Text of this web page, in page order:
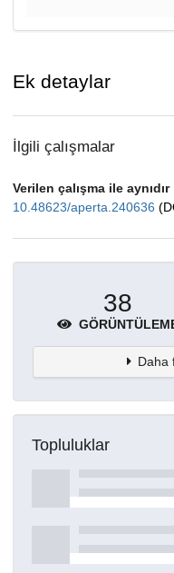
Ek detaylar
İlgili çalışmalar
Verilen çalışma ile aynıdır
10.48623/aperta.240636
38
Daha
Topluluklar